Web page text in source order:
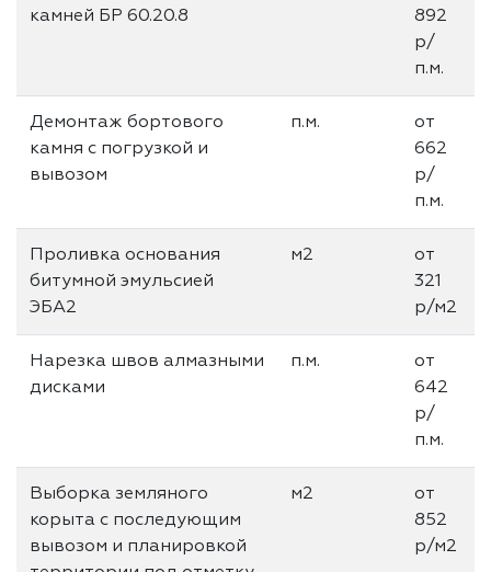
камней БР 60.20.8
892
р/
п.м.
Демонтаж бортового
камня с погрузкой и
вывозом
п.м.
от
662
р/
п.м.
Проливка основания
битумной эмульсией
ЭБА2
м2
от
321
р/м2
Нарезка швов алмазными
дисками
п.м.
от
642
р/
п.м.
Выборка земляного
корыта с последующим
вывозом и планировкой
м2
от
852
р/м2